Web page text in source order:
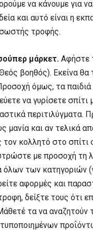
να κάνουμε για
και αυτό είναι η
τροφής.
μάρκετ. Αφήστε
βοηθός). Εκείνα θα
όμως, τα
να γυρίσετε
μανία και αν τελικά
κολλητό στο
με προσοχή τη
όλων των κατηγοριών
αφορμές και
δείξτε τους ότι
Μάθετέ τα να